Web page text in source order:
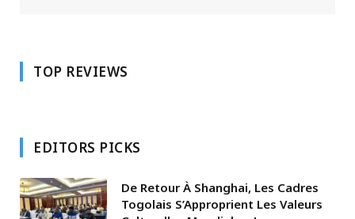
TOP REVIEWS
EDITORS PICKS
De Retour À Shanghai, Les Cadres
Togolais S’Approprient Les Valeurs